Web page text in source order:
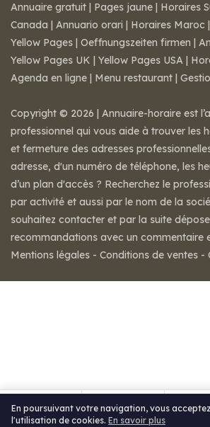
Appeler Itinéraire
En poursuivant votre navigation, vous acceptez
l'utilisation de cookies. En savoir plus
Annuaire gratuit | Pages jaune | Horaires
Canada | Annuario orari | Horaires Maroc |
Yellow Pages | Oeffnungszeiten firmen |
Yellow Pages UK | Yellow Pages USA |
Agenda en ligne | Menu restaurant |
Copyright © 2026 | Annuaire-horaire est
professionnel qui vous aide à trouver les
et fermeture des adresses
adresse, d'un numéro de téléphone, les
d’un plan d'accès ? Recherchez le
par activité et aussi par le nom de la
souhaitez contacter et par la suite
recommandations avec un commentaire
Mentions légales - Conditions de ventes -